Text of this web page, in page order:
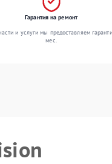
Гарантия на ремонт
и услуги мы предоставляем
мес.